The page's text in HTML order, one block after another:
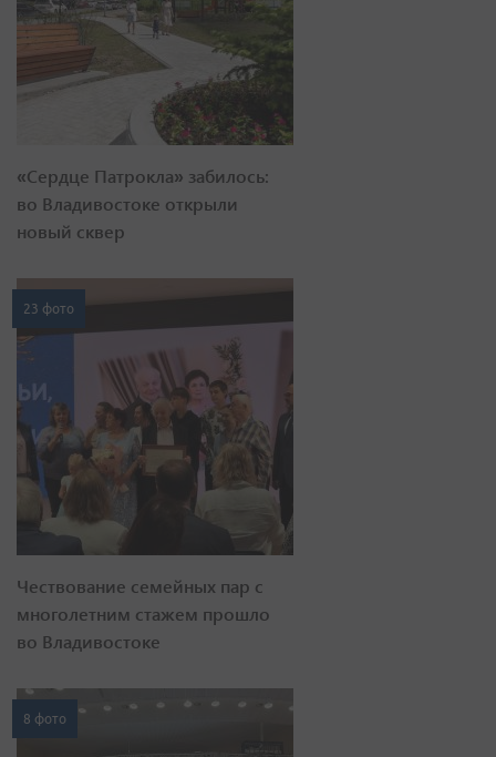
«Сердце Патрокла» забилось:
во Владивостоке открыли
новый сквер
23 фото
Чествование семейных пар с
многолетним стажем прошло
во Владивостоке
8 фото